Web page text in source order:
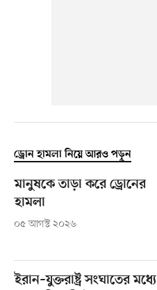
ড্রোন হামলা নিয়ে আরও পড়ুন
মানুষকে তাড়া করে ড্রোনের
হামলা
০৫ আগস্ট ২০২৬
ইরান–যুক্তরাষ্ট্র সংঘাতের মধ্যে